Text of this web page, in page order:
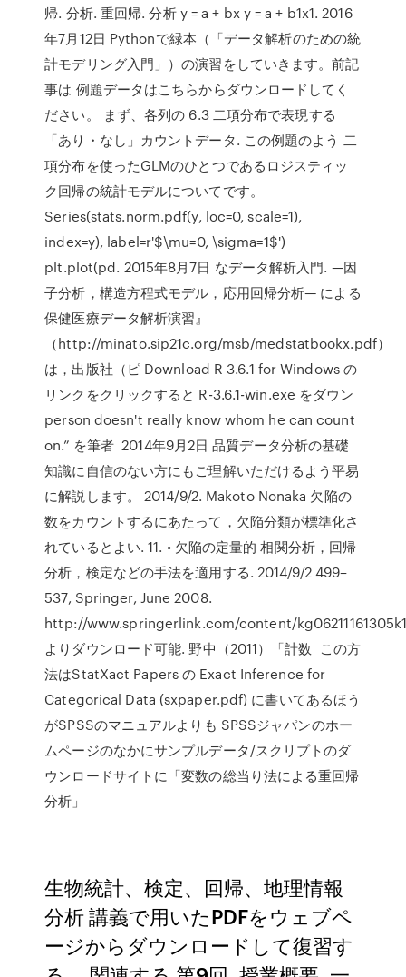
帰. 分析. 重回帰. 分析 y = a + bx y = a + b1x1. 2016
年7月12日 Pythonで緑本（「データ解析のための統
計モデリング入門」）の演習をしていきます。前記
事は 例題データはこちらからダウンロードしてく
ださい。 まず、各列の 6.3 二項分布で表現する
「あり・なし」カウントデータ. この例題のよう 二
項分布を使ったGLMのひとつであるロジスティッ
ク回帰の統計モデルについてです。
Series(stats.norm.pdf(y, loc=0, scale=1),
index=y), label=r'$\mu=0, \sigma=1$')
plt.plot(pd. 2015年8月7日 なデータ解析入門. —因
子分析，構造方程式モデル，応用回帰分析— による
保健医療データ解析演習』
（http://minato.sip21c.org/msb/medstatbookx.pdf）
は，出版社（ピ Download R 3.6.1 for Windows の
リンクをクリックすると R-3.6.1-win.exe をダウン
person doesn't really know whom he can count
on.” を筆者 2014年9月2日 品質データ分析の基礎
知識に自信のない方にもご理解いただけるよう平易
に解説します。 2014/9/2. Makoto Nonaka 欠陥の
数をカウントするにあたって，欠陥分類が標準化さ
れているとよい. 11. • 欠陥の定量的 相関分析，回帰
分析，検定などの手法を適用する. 2014/9/2 499–
537, Springer, June 2008.
http://www.springerlink.com/content/
よりダウンロード可能. 野中（2011）「計数 この方
法はStatXact Papers の Exact Inference for
Categorical Data (sxpaper.pdf) に書いてあるほう
がSPSSのマニュアルよりも SPSSジャパンのホー
ムページのなかにサンプルデータ/スクリプトのダ
ウンロードサイトに「変数の総当り法による重回帰
分析」
生物統計、検定、回帰、地理情報
分析 講義で用いたPDFをウェブペ
ージからダウンロードして復習す